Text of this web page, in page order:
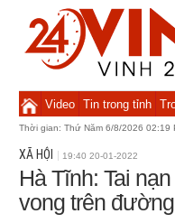
Video Tin trong tỉnh
Thời gian: Thứ Năm 6/8/2026 02:19
XÃ HỘI 19:40 20-01-2022
Hà Tĩnh: Tai
vong trên